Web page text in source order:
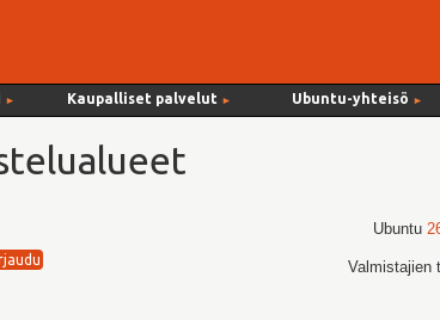
► Kaupalliset palvelut ► Ubuntu-yhteisö ►
Ubuntu
Valmistajien